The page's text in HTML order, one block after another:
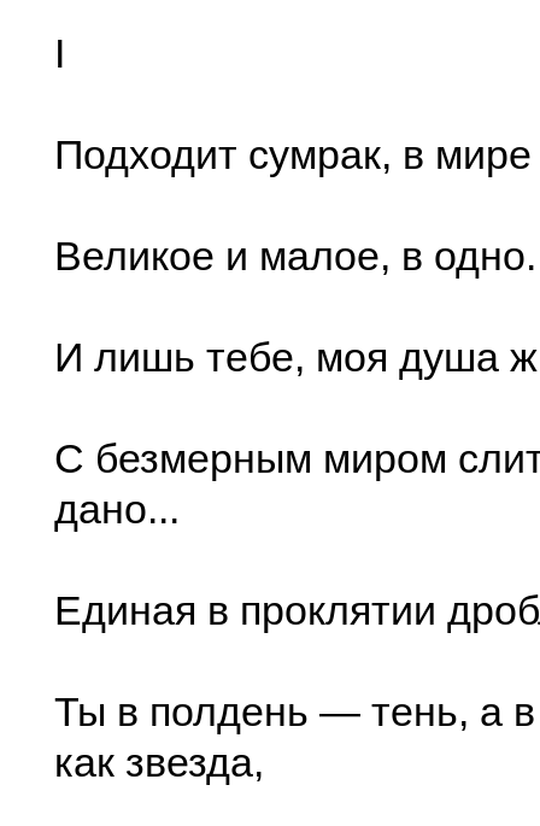
I
Подходит сумрак, в
Великое и малое, в
И лишь тебе, моя душа
С безмерным миром
дано...
Единая в проклятии
Ты в полдень — тень, а
как звезда,